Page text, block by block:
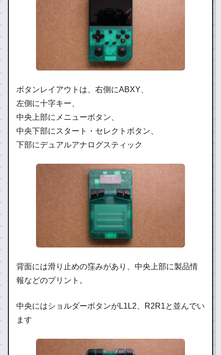
ボタンレイアウトは、右側にABXY、
左側に十字キー、
中央上部にメニューボタン、
中央下部にスタート・セレクトボタン、
下部にデュアルアナログスティック
背面には滑り止めの窪みがあり、中央上部に製品情
報などのプリント。
中央にはショルダーボタンがL1L2、R2R1と並んでい
ます